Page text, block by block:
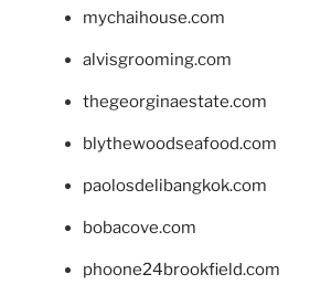
mychaihouse.com
alvisgrooming.com
thegeorginaestate.com
blythewoodseafood.com
paolosdelibangkok.com
bobacove.com
phoone24brookfield.com